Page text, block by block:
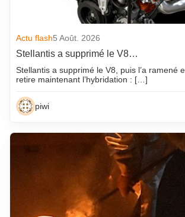
Actu flash5 Août. 2026
Stellantis a supprimé le V8…
Stellantis a supprimé le V8, puis l’a ramené
retire maintenant l’hybridation : […]
piwi